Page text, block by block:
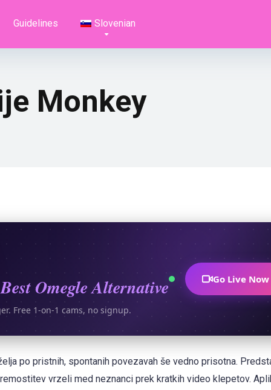
Guidelines Slovenian
Monkey
Omegle Alternative
Free 1-on-1 cams, no signup.
Go Live Now
po pristnih, spontanih povezavah še vedno prisotna.
vrzeli med neznanci prek kratkih video klepetov.